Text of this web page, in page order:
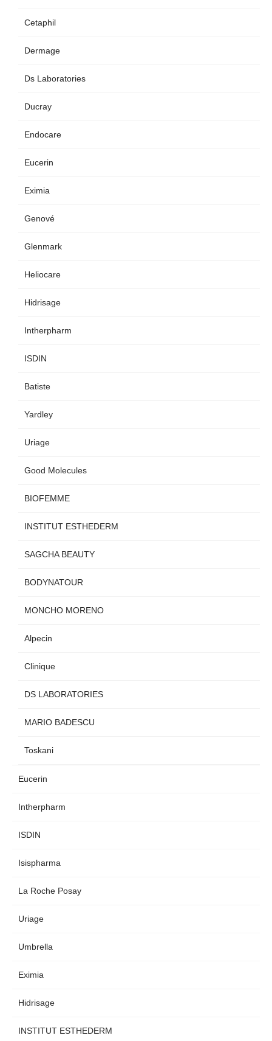
Cetaphil
Dermage
Ds Laboratories
Ducray
Endocare
Eucerin
Eximia
Genové
Glenmark
Heliocare
Hidrisage
Intherpharm
ISDIN
Batiste
Yardley
Uriage
Good Molecules
BIOFEMME
INSTITUT ESTHEDERM
SAGCHA BEAUTY
BODYNATOUR
MONCHO MORENO
Alpecin
Clinique
DS LABORATORIES
MARIO BADESCU
Toskani
Eucerin
Intherpharm
ISDIN
Isispharma
La Roche Posay
Uriage
Umbrella
Eximia
Hidrisage
INSTITUT ESTHEDERM